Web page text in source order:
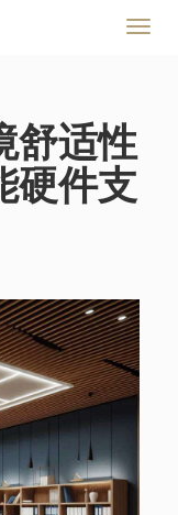
切
舒适性
硬件支